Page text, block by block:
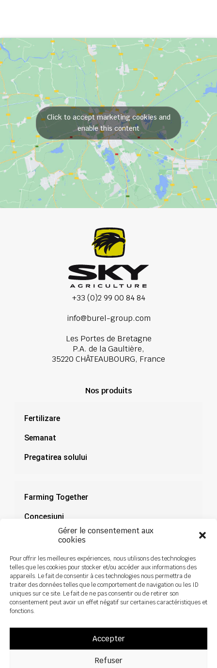
Gérer le consentement aux
cookies
Pour offrir les meilleures expériences, nous utilisons des technologies
telles que les cookies pour stocker et/ou accéder aux informations des
appareils. Le fait de consentir à ces technologies nous permettra de
traiter des données telles que le comportement de navigation ou les ID
uniques sur ce site. Le fait de ne pas consentir ou de retirer son
consentement peut avoir un effet négatif sur certaines caractéristiques et
fonctions.
Accepter
Refuser
Click to accept marketing cookies and
enable this content
+33 (0)2 99 00 84 84
info@burel-group.com
Les Portes de Bretagne
P.A. de la Gaultière,
35220 CHÂTEAUBOURG, France
Nos produits
Fertilizare
Semanat
Pregatirea solului
Farming Together
Concesiuni
Documentație
Știri